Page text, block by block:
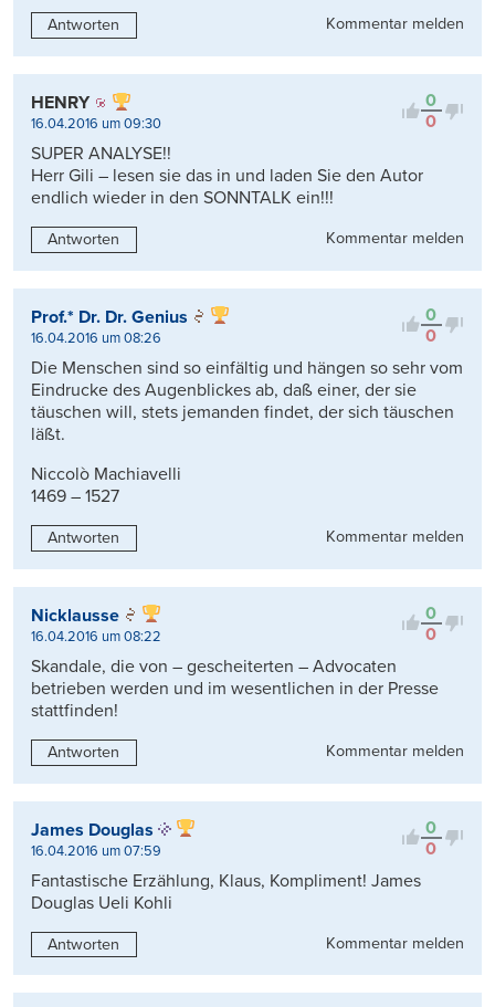
Antworten Kommentar melden
0
0
HENRY
16.04.2016 um 09:30
SUPER ANALYSE!!
Herr Gili – lesen sie das in und laden Sie den Autor
endlich wieder in den SONNTALK ein!!!
Antworten Kommentar melden
0
0
Prof.* Dr. Dr. Genius
16.04.2016 um 08:26
Die Menschen sind so einfältig und hängen so sehr vom
Eindrucke des Augenblickes ab, daß einer, der sie
täuschen will, stets jemanden findet, der sich täuschen
läßt.
Niccolò Machiavelli
1469 – 1527
Antworten Kommentar melden
0
0
Nicklausse
16.04.2016 um 08:22
Skandale, die von – gescheiterten – Advocaten
betrieben werden und im wesentlichen in der Presse
stattfinden!
Antworten Kommentar melden
0
0
James Douglas
16.04.2016 um 07:59
Fantastische Erzählung, Klaus, Kompliment! James
Douglas Ueli Kohli
Antworten Kommentar melden